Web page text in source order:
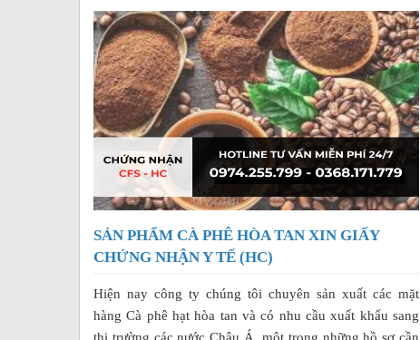
SẢN PHẨM CÀ PHÊ HÒA TAN XIN GIẤY
CHỨNG NHẬN Y TẾ (HC)
Hiện nay công ty chúng tôi chuyên sản xuất các mặt
hàng Cà phê hạt hòa tan và có nhu cầu xuất khẩu sang
thị trường các nước Châu Á, một trong những hồ sơ cần